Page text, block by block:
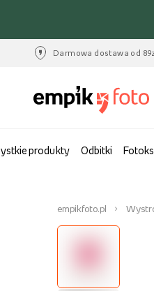
Darmowa dostawa od
produkty Odbitki
empikfoto.pl